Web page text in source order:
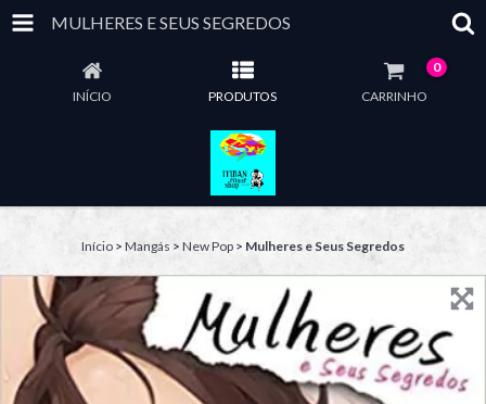
MULHERES E SEUS SEGREDOS
INÍCIO PRODUTOS CARRINHO
0
Início > Mangás > New Pop > Mulheres e Seus Segredos